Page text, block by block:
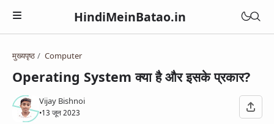
HindiMeinBatao.in
Artificial Intelligence
Technology
Computer
Health
Women Health
मुख्यपृष्ठ Computer
Operating System क्या है और इसके प्रकार?
Vijay Bishnoi
•13 जून 2023